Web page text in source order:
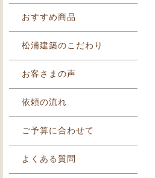
おすすめ商品
松浦建築のこだわり
お客さまの声
依頼の流れ
ご予算に合わせて
よくある質問